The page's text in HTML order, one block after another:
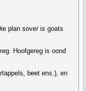
plan sover is goats
Hoofgereg is oond
beet ens.), en